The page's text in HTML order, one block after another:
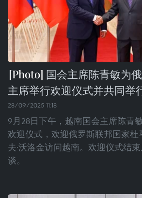
国会主席陈青敏为
主席举行欢迎仪式并共同举
28/09/2025 11:18
9月28日下午，越南国会主席陈青
欢迎仪式，欢迎俄罗斯联邦国家杜
夫·沃洛金访问越南。欢迎仪式结
谈。